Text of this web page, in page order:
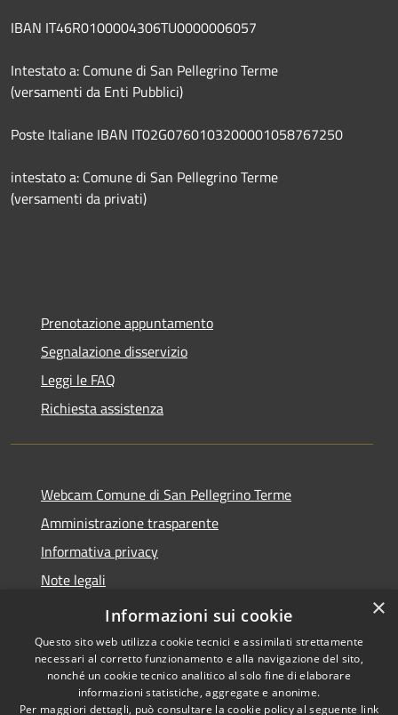
IBAN IT46R0100004306TU0000006057
Intestato a: Comune di San Pellegrino Terme
(versamenti da Enti Pubblici)
Poste Italiane IBAN IT02G0760103200001058767250
intestato a: Comune di San Pellegrino Terme
(versamenti da privati)
Prenotazione appuntamento
Segnalazione disservizio
Leggi le FAQ
Richiesta assistenza
Webcam Comune di San Pellegrino Terme
Amministrazione trasparente
Informativa privacy
Note legali
Dichiarazione di accessibilità
Copyright © 2026 • Comune di
×
Informazioni sui cookie
Questo sito web utilizza cookie tecnici e assimilati strettamente
necessari al corretto funzionamento e alla navigazione del sito,
nonché un cookie tecnico analitico al solo fine di elaborare
informazioni statistiche, aggregate e anonime.
Per maggiori dettagli, può consultare la cookie policy al seguente link